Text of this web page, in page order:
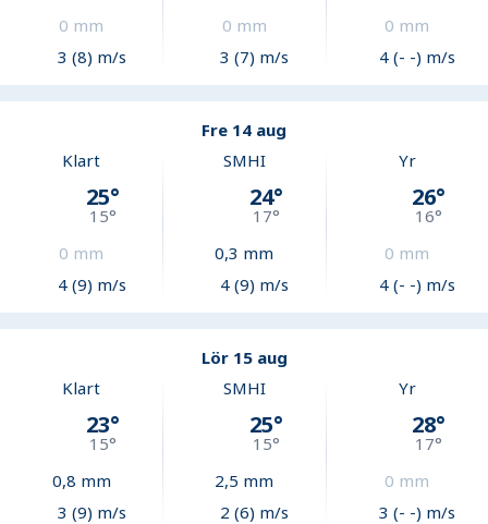
0 mm
3 (8) m/s
0 mm
3 (7) m/s
0 mm
4 (- -) m/s
Fre 14 aug
Klart
25°
15°
0 mm
4 (9) m/s
SMHI
24°
17°
0,3 mm
4 (9) m/s
Yr
26°
16°
0 mm
4 (- -) m/s
Lör 15 aug
Klart
23°
15°
0,8 mm
3 (9) m/s
SMHI
25°
15°
2,5 mm
2 (6) m/s
Yr
28°
17°
0 mm
3 (- -) m/s